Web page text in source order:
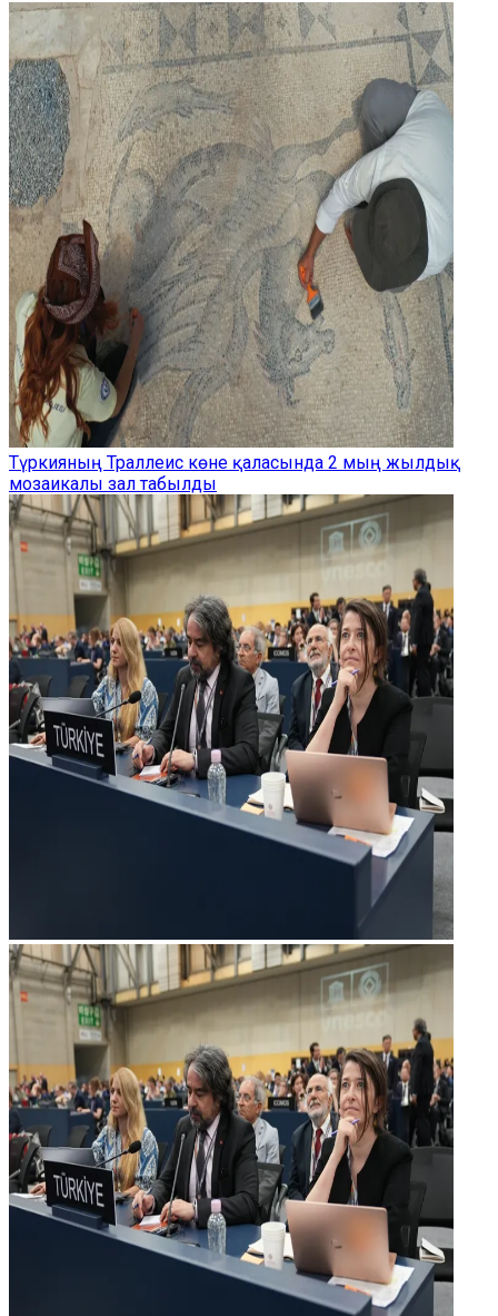
Түркияның Траллеис көне қаласында 2 мың жылдық
мозаикалы зал табылды